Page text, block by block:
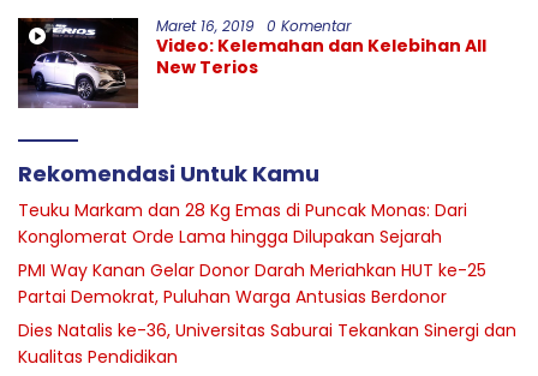
Maret 16, 2019 0 Komentar
Video: Kelemahan dan Kelebihan All
New Terios
Rekomendasi Untuk Kamu
Teuku Markam dan 28 Kg Emas di Puncak Monas: Dari
Konglomerat Orde Lama hingga Dilupakan Sejarah
PMI Way Kanan Gelar Donor Darah Meriahkan HUT ke-25
Partai Demokrat, Puluhan Warga Antusias Berdonor
Dies Natalis ke-36, Universitas Saburai Tekankan Sinergi dan
Kualitas Pendidikan